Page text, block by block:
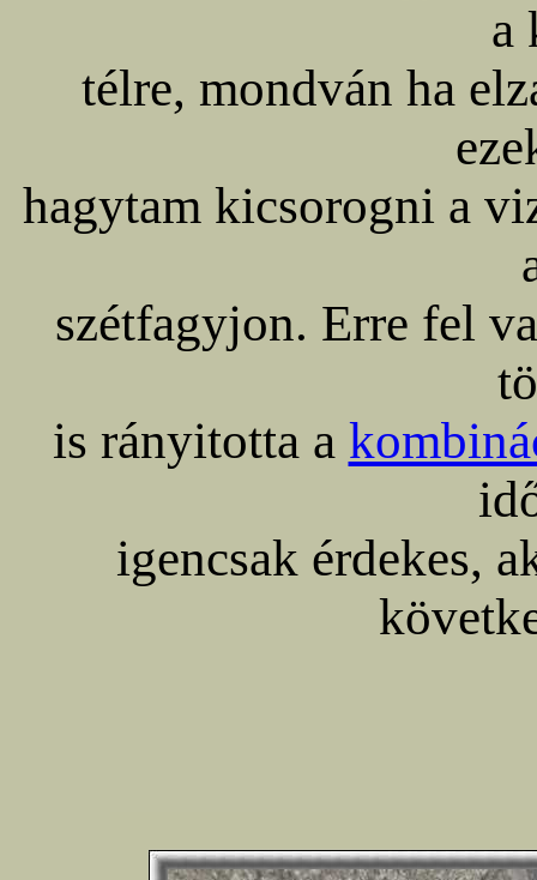
a
télre, mondván ha
hagytam kicsorogni a
szétfagyjon. Erre fel
is rányitotta a
igencsak érdekes,